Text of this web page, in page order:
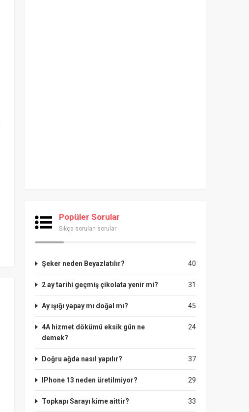
Popüler Sorular
Sıkça sorulan sorular
40
Şeker neden Beyazlatılır?
31
2 ay tarihi geçmiş çikolata yenir mi?
45
Ay ışığı yapay mı doğal mı?
24
4A hizmet dökümü eksik gün ne
demek?
37
Doğru ağda nasıl yapılır?
29
IPhone 13 neden üretilmiyor?
33
Topkapı Sarayı kime aittir?